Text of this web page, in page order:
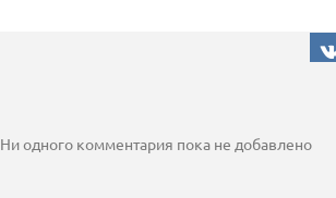
Ни одного комментария пока не добавлено